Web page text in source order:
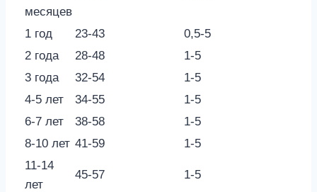
месяцев
1 год 23-43
0,5-5
2 года
28-48
1-5
3 года
32-54
1-5
4-5 лет
34-55
1-5
6-7 лет
38-58
1-5
8-10 лет 41-59
1-5
11-14
лет
45-57 1-5